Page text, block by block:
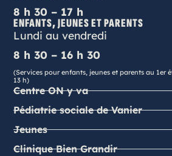
8 h 30 – 17 h
ENFANTS, JEUNES ET PARENTS
Lundi au vendredi
8 h 30 – 16 h 30
(Services pour enfants, jeunes et parents au 1er
13 h)
Centre ON y va
Pédiatrie sociale de Vanier
Jeunes
Clinique Bien Grandir